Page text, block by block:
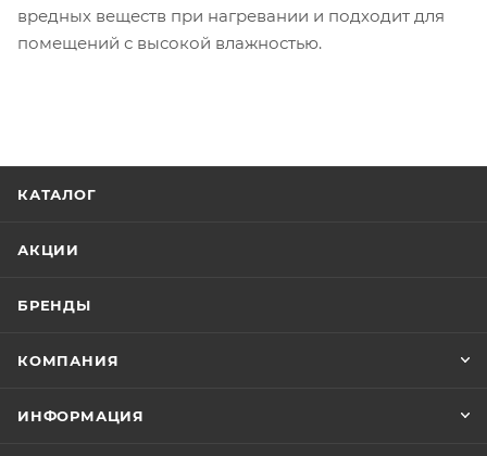
вредных веществ при нагревании и подходит для
помещений с высокой влажностью.
КАТАЛОГ
АКЦИИ
БРЕНДЫ
КОМПАНИЯ
ИНФОРМАЦИЯ